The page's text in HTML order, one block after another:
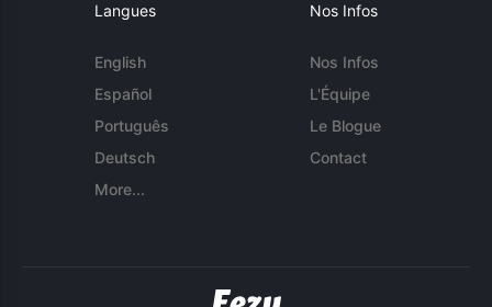
Langues
English
Español
Português
Deutsch
More...
Nos Infos
Nos Infos
L'Équipe
Le Blogue
Contact